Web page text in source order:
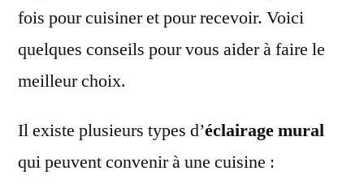
fois pour cuisiner et pour recevoir. Voici
quelques conseils pour vous aider à faire le
meilleur choix.
Il existe plusieurs types d’éclairage mural
qui peuvent convenir à une cuisine :